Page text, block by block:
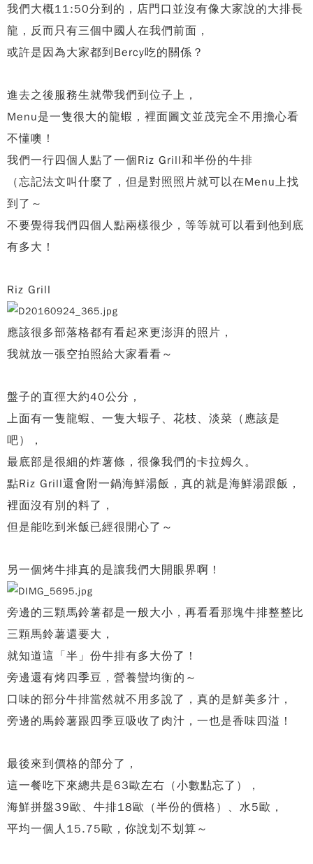
我們大概11:50分到的，店門口並沒有像大家說的大排長
龍， 反而只有三個中國人在我們前面，
或許是因為大家都到Bercy吃的關係？
進去之後服務生就帶我們到位子上，
Menu是一隻很大的龍蝦，裡面圖文並茂完全不用擔心看
不懂噢！
我們一行四個人點了一個Riz Grill和半份的牛排
（忘記法文叫什麼了，但是對照照片就可以在Menu上找
到了～
不要覺得我們四個人點兩樣很少，等等就可以看到他到底
有多大！
Riz Grill
應該很多部落格都有看起來更澎湃的照片，
我就放一張空拍照給大家看看～
盤子的直徑大約40公分，
上面有一隻龍蝦、一隻大蝦子、花枝、淡菜（應該是
吧），
最底部是很細的炸薯條，很像我們的卡拉姆久。
點Riz Grill還會附一鍋海鮮湯飯， 真的就是海鮮湯跟飯，
裡面沒有別的料了，
但是能吃到米飯已經很開心了～
另一個烤牛排真的是讓我們大開眼界啊！
旁邊的三顆馬鈴薯都是一般大小， 再看看那塊牛排整整比
三顆馬鈴薯還要大，
就知道這「半」份牛排有多大份了！
旁邊還有烤四季豆，營養蠻均衡的～
口味的部分牛排當然就不用多說了，真的是鮮美多汁，
旁邊的馬鈴薯跟四季豆吸收了肉汁， 一也是香味四溢！
最後來到價格的部分了，
這一餐吃下來總共是63歐左右（小數點忘了），
海鮮拼盤39歐、牛排18歐（半份的價格）、水5歐，
平均一個人15.75歐，你說划不划算～